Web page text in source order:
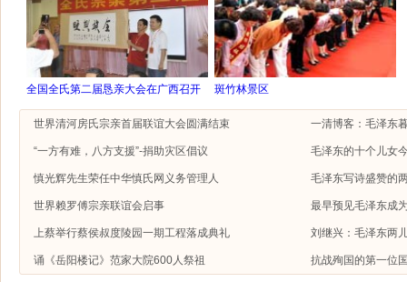
全国全氏第二届恳亲大会在广西召开 斑竹林景区
世界清河房氏宗亲首届联谊大会圆满结束 一清博客：毛泽东
“一方有难，八方支援”-捐助灾区倡议 毛泽东的十个儿女
慎光辉先生荣任中华慎氏网义务管理人 毛泽东写诗盛赞的
世界赖罗傅宗亲联谊会启事 最早预见毛泽东成
上蔡举行蔡侯叔度陵园一期工程落成典礼 刘继兴：毛泽东两
诵《岳阳楼记》范家大院600人祭祖 抗战殉国的第一位